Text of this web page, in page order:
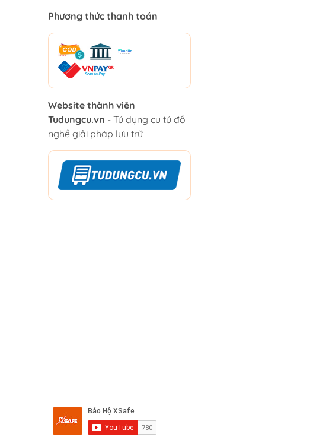
Phương thức thanh toán
Website thành viên
Tudungcu.vn - Tủ dụng cụ tủ đồ
nghề giải pháp lưu trữ